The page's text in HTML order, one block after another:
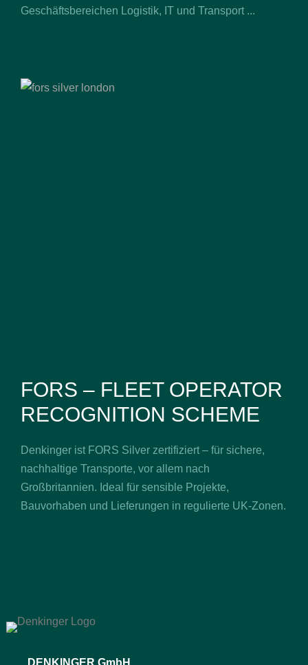
Geschäftsbereichen Logistik, IT und Transport ...
FORS – FLEET OPERATOR
RECOGNITION SCHEME
Denkinger ist FORS Silver zertifiziert – für sichere,
nachhaltige Transporte, vor allem nach
Großbritannien. Ideal für sensible Projekte,
Bauvorhaben und Lieferungen in regulierte UK-Zonen.
DENKINGER GmbH